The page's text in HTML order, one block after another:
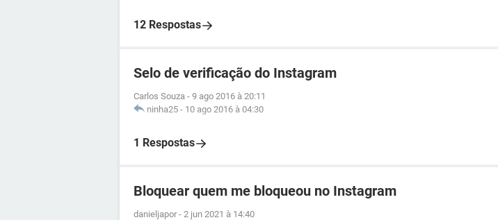
12 Respostas
Selo de verificação do Instagram
Carlos Souza - 9 ago 2016 à 20:11
ninha25 - 10 ago 2016 à 04:30
1 Respostas
Bloquear quem me bloqueou no Instagram
danieljapor - 2 jun 2021 à 14:40